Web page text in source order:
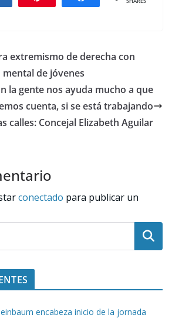
SHARES
extremismo de derecha con
de jóvenes
la gente nos ayuda mucho a que
cuenta, si se está trabajando
calles: Concejal Elizabeth Aguilar
conectado para publicar un
Buscar
encabeza inicio de la jornada